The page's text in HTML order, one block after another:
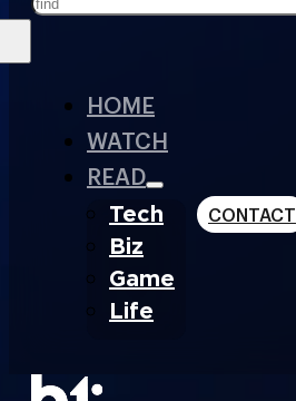
HOME
WATCH
READ
Tech
Biz
Game
Life
CONTACT